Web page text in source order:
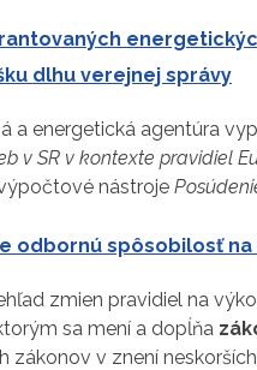
dlhu verejnej správy
a energetická agentúra
v SR v kontexte pravidiel
nástroje
odbornú spôsobilosť
zmien pravidiel na
sa mení a dopĺňa
zákonov v znení